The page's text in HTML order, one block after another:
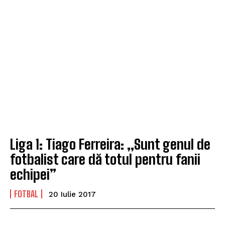
Liga 1: Tiago Ferreira: „Sunt genul de
fotbalist care dă totul pentru fanii
echipei”
FOTBAL 20 Iulie 2017